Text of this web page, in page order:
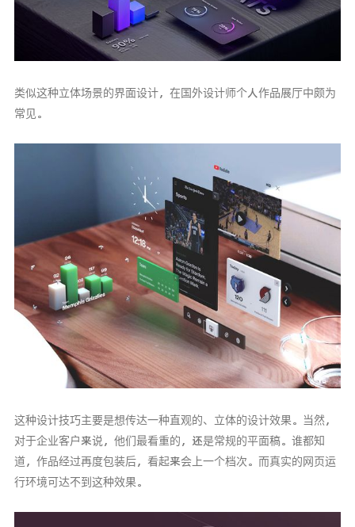
类似这种立体场景的界面设计，在国外设计师个人作品展厅中颇为
常见。
这种设计技巧主要是想传达一种直观的、立体的设计效果。当然，
对于企业客户来说，他们最看重的，还是常规的平面稿。谁都知
道，作品经过再度包装后，看起来会上一个档次。而真实的网页运
行环境可达不到这种效果。